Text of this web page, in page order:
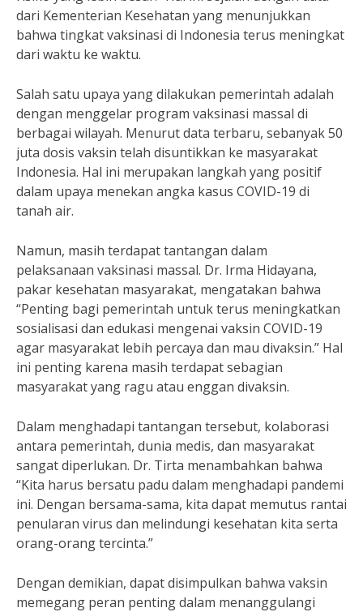
dari Kementerian Kesehatan yang menunjukkan
bahwa tingkat vaksinasi di Indonesia terus meningkat
dari waktu ke waktu.
Salah satu upaya yang dilakukan pemerintah adalah
dengan menggelar program vaksinasi massal di
berbagai wilayah. Menurut data terbaru, sebanyak 50
juta dosis vaksin telah disuntikkan ke masyarakat
Indonesia. Hal ini merupakan langkah yang positif
dalam upaya menekan angka kasus COVID-19 di
tanah air.
Namun, masih terdapat tantangan dalam
pelaksanaan vaksinasi massal. Dr. Irma Hidayana,
pakar kesehatan masyarakat, mengatakan bahwa
“Penting bagi pemerintah untuk terus meningkatkan
sosialisasi dan edukasi mengenai vaksin COVID-19
agar masyarakat lebih percaya dan mau divaksin.” Hal
ini penting karena masih terdapat sebagian
masyarakat yang ragu atau enggan divaksin.
Dalam menghadapi tantangan tersebut, kolaborasi
antara pemerintah, dunia medis, dan masyarakat
sangat diperlukan. Dr. Tirta menambahkan bahwa
“Kita harus bersatu padu dalam menghadapi pandemi
ini. Dengan bersama-sama, kita dapat memutus rantai
penularan virus dan melindungi kesehatan kita serta
orang-orang tercinta.”
Dengan demikian, dapat disimpulkan bahwa vaksin
memegang peran penting dalam menanggulangi